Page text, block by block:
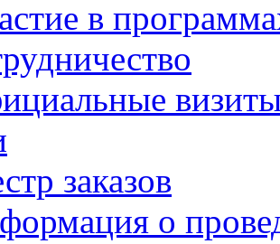
в
заказов
о